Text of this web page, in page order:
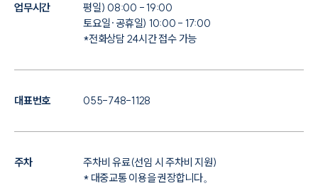
업무시간
평일) 08:00 - 19:00
토요일·공휴일) 10:00 - 17:00
*전화상담 24시간 접수 가능
대표번호 055-748-1128
주차
주차비 유료(선임 시 주차비 지원)
* 대중교통 이용을 권장합니다。